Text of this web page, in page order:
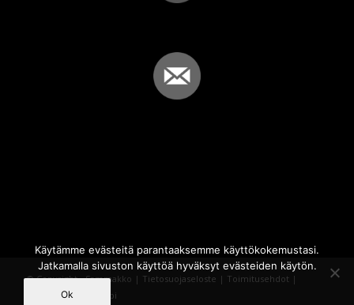
© Copyright - Sammakko | Tietosuojaseloste | Toimitusehdot |
Powered by
iQWebbi
Käytämme evästeitä parantaaksemme käyttökokemustasi.
Jatkamalla sivuston käyttöä hyväksyt evästeiden käytön.
Ok